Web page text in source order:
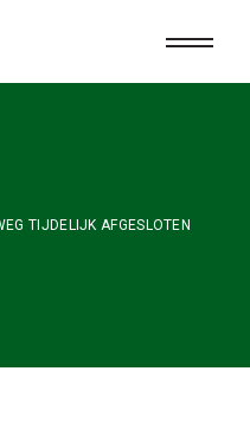
TIJDELIJK AFGESLOTEN